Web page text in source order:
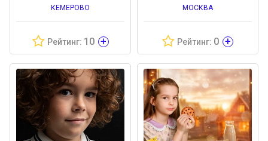
КЕМЕРОВО
Рейтинг: 10 +
МОСКВА
Рейтинг: 0 +